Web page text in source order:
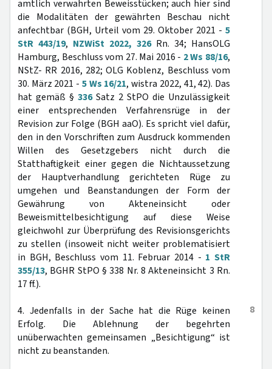
amtlich verwahrten Beweisstücken; auch hier sind
die Modalitäten der gewährten Beschau nicht
anfechtbar (BGH, Urteil vom 29. Oktober 2021 - 5
StR 443/19, NZWiSt 2022, 326Rn. 34; HansOLG
Hamburg, Beschluss vom 27. Mai 2016 - 2 Ws 88/16,
NStZ- RR 2016, 282; OLG Koblenz, Beschluss vom
30. März 2021 - 5 Ws 16/21, wistra 2022, 41, 42). Das
hat gemäß § 336Satz 2 StPO die Unzulässigkeit
einer entsprechenden Verfahrensrüge in der
Revision zur Folge (BGH aaO). Es spricht viel dafür,
den in den Vorschriften zum Ausdruck kommenden
Willen des Gesetzgebers nicht durch die
Statthaftigkeit einer gegen die Nichtaussetzung
der Hauptverhandlung gerichteten Rüge zu
umgehen und Beanstandungen der Form der
Gewährung von Akteneinsicht oder
Beweismittelbesichtigung auf diese Weise
gleichwohl zur Überprüfung des Revisionsgerichts
zu stellen (insoweit nicht weiter problematisiert
in BGH, Beschluss vom 11. Februar 2014 - 1 StR
355/13, BGHR StPO § 338 Nr. 8 Akteneinsicht 3 Rn.
17 ff.).
8
4. Jedenfalls in der Sache hat die Rüge keinen
Erfolg. Die Ablehnung der begehrten
unüberwachten gemeinsamen „Besichtigung“ ist
nicht zu beanstanden.